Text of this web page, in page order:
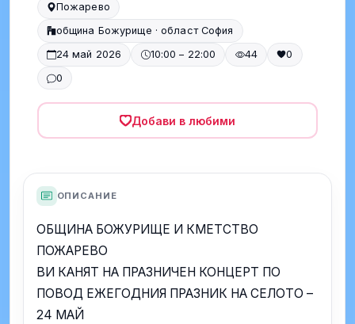
Пожарево
община Божурище · област София
24 май 2026
10:00 – 22:00 44
0
0
Добави в любими
ОПИСАНИЕ
ОБЩИНА БОЖУРИЩЕ И КМЕТСТВО
ПОЖАРЕВО
ВИ КАНЯТ НА ПРАЗНИЧЕН КОНЦЕРТ ПО
ПОВОД ЕЖЕГОДНИЯ ПРАЗНИК НА СЕЛОТО –
24 МАЙ